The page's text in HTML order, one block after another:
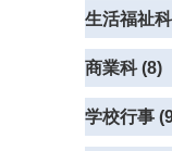
生活福祉
商業科 (8)
学校行事